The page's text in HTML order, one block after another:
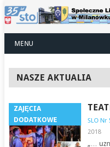
MENU
NASZE AKTUALIA
ZAJĘCIA
DODATKOWE
SLO Nr
2018
„…